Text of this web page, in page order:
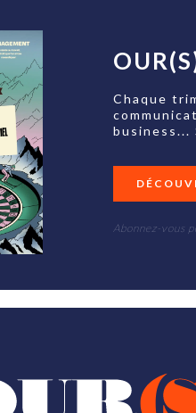
Chaque
business...
Abonnez-vous